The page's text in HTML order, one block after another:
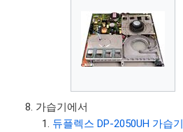
가습기에서
듀플렉스 DP-2050UH 가습기